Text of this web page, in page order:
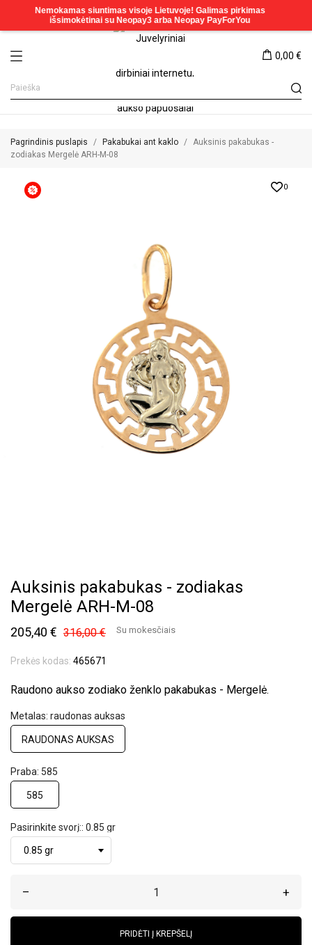
0,00 €
Pagrindinis puslapis Pakabukai ant kaklo
Auksinis pakabukas -
zodiakas Mergelė ARH-M-08
0
Auksinis pakabukas - zodiakas
Mergelė ARH-M-08
205,40 € 316,00 € Su mokesčiais
Prekės kodas: 465671
Raudono aukso zodiako ženklo pakabukas - Mergelė.
Metalas: raudonas auksas
RAUDONAS AUKSAS
Praba: 585
585
Pasirinkite svorį:: 0.85 gr
– +
PRIDĖTI Į KREPŠELĮ